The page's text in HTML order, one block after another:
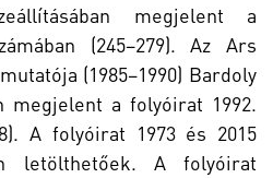
megjelent a
(245–279).Az Ars
(1985–1990) Bardoly
megjelent a folyóirat 1992.
A folyóirat 1973 és 2015
letölthetőek. A folyóirat